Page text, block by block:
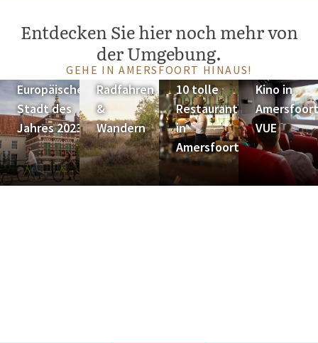
Entdecken Sie hier noch mehr von
der Umgebung.
GEHE IN AMERSFOORT HINAUS!
Europäische
Stadt des
Jahres 2023
Radfahren
&
Wandern
10 tolle
Restaurants
in
Amersfoort
Kino in
VUE